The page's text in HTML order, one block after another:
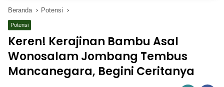
Beranda Potensi
Potensi
Keren! Kerajinan Bambu Asal
Wonosalam Jombang Tembus
Mancanegara, Begini Ceritanya